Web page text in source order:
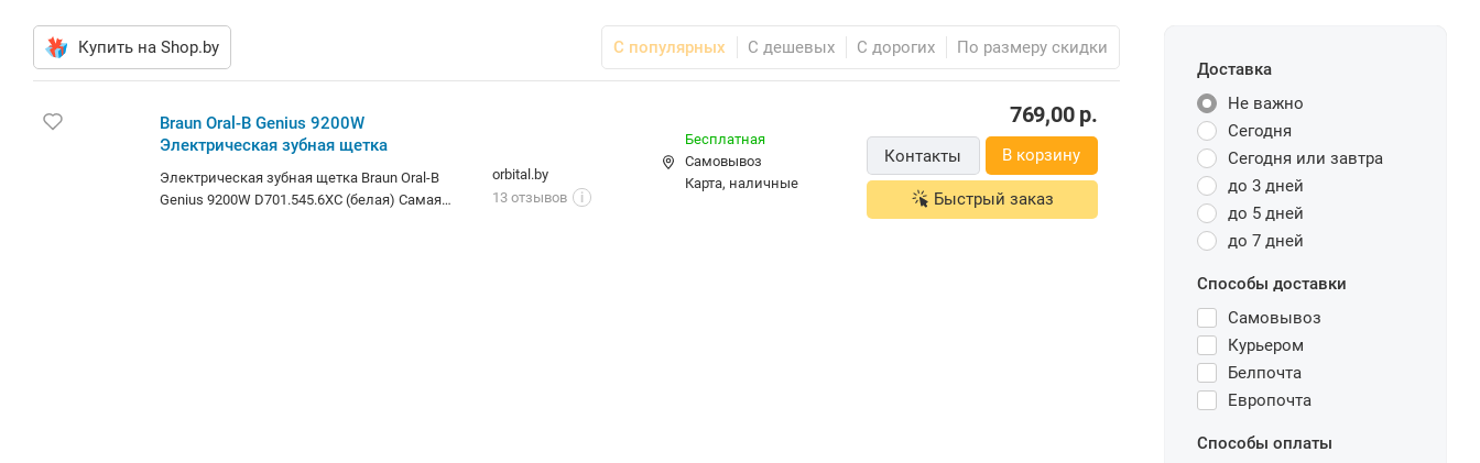
Купить на Shop.by С популярных С дешевых С дорогих По размеру скидки
Braun Oral-B Genius 9200W
Электрическая зубная щетка
Электрическая зубная щетка Braun Oral-B
Genius 9200W D701.545.6XC (белая) Самая
orbital.by
13 отзывов
i
Бесплатная
Самовывоз
карта, наличные
769,00р.
Контакты В корзину
Быстрый заказ
Доставка
Не важно
Сегодня
Сегодня или завтра
до 3 дней
до 5 дней
до 7 дней
Способы доставки
Самовывоз
Курьером
Белпочта
Европочта
Способы оплаты